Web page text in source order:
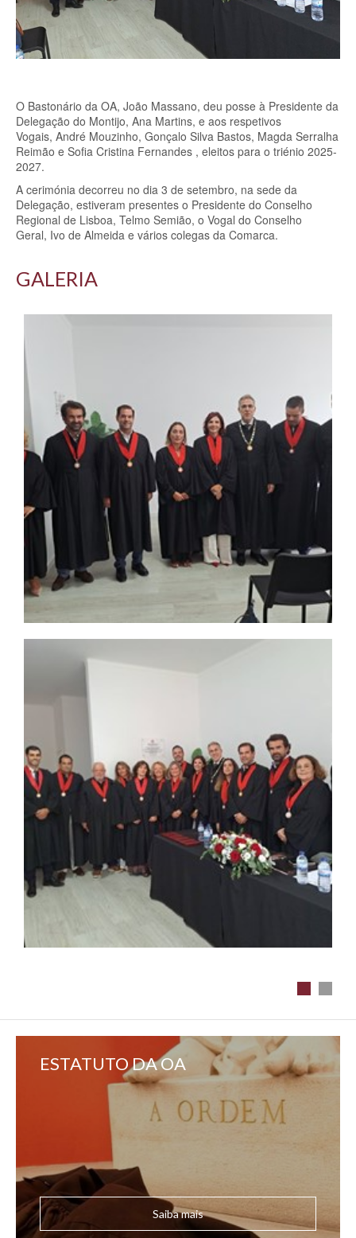
O Bastonário da OA, João Massano, deu posse à Presidente da
Delegação do Montijo, Ana Martins, e aos respetivos
Vogais, André Mouzinho, Gonçalo Silva Bastos, Magda Serralha
Reimão e Sofia Cristina Fernandes , eleitos para o triénio 2025-
2027.
A cerimónia decorreu no dia 3 de setembro, na sede da
Delegação, estiveram presentes o Presidente do Conselho
Regional de Lisboa, Telmo Semião, o Vogal do Conselho
Geral, Ivo de Almeida e vários colegas da Comarca.
GALERIA
ESTATUTO DA OA
Saiba mais